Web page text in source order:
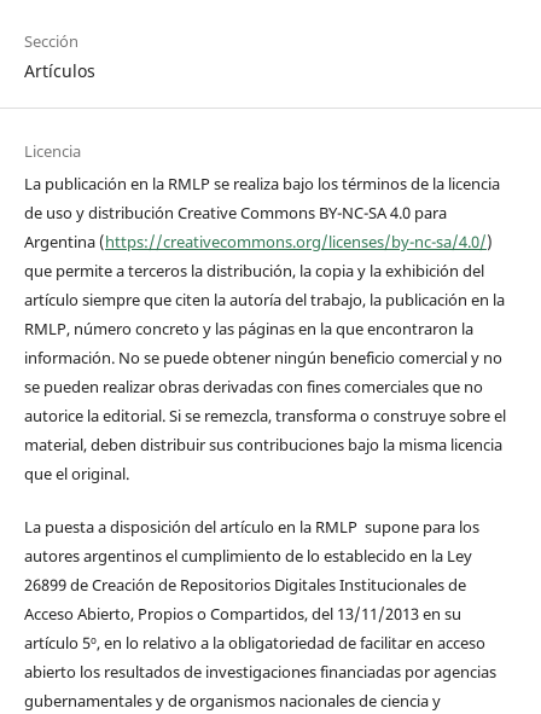
Sección
Artículos
Licencia
La publicación en la RMLP se realiza bajo los términos de la licencia
de uso y distribución Creative Commons BY-NC-SA 4.0 para
Argentina (https://creativecommons.org/licenses/by-nc-sa/4.0/)
que permite a terceros la distribución, la copia y la exhibición del
artículo siempre que citen la autoría del trabajo, la publicación en la
RMLP, número concreto y las páginas en la que encontraron la
información. No se puede obtener ningún beneficio comercial y no
se pueden realizar obras derivadas con fines comerciales que no
autorice la editorial. Si se remezcla, transforma o construye sobre el
material, deben distribuir sus contribuciones bajo la misma licencia
que el original.
La puesta a disposición del artículo en la RMLP supone para los
autores argentinos el cumplimiento de lo establecido en la Ley
26899 de Creación de Repositorios Digitales Institucionales de
Acceso Abierto, Propios o Compartidos, del 13/11/2013 en su
artículo 5º, en lo relativo a la obligatoriedad de facilitar en acceso
abierto los resultados de investigaciones financiadas por agencias
gubernamentales y de organismos nacionales de ciencia y